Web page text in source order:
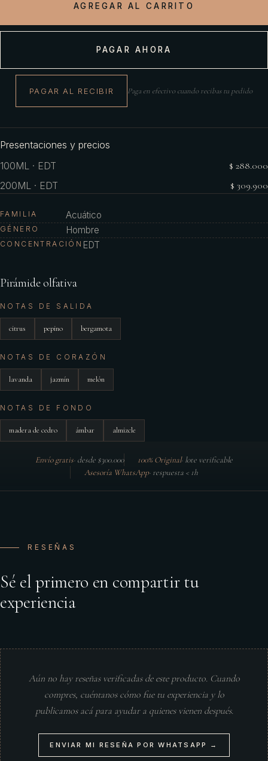
AGREGAR AL CARRITO
PAGAR AHORA
PAGAR AL RECIBIR Paga en efectivo cuando recibas tu pedido
Presentaciones y precios
100ML · EDT
$ 288.000
200ML · EDT
$ 309.900
FAMILIA Acuático
GÉNERO Hombre
CONCENTRACIÓN EDT
Pirámide olfativa
NOTAS DE SALIDA
citrus pepino bergamota
NOTAS DE CORAZÓN
lavanda jazmín melón
NOTAS DE FONDO
madera de cedro ámbar almizcle
Envío gratis· desde $300.000 100% Original· lote verificable
Asesoría WhatsApp· respuesta < 1h
RESEÑAS
Sé el primero en compartir tu
experiencia
Aún no hay reseñas verificadas de este producto. Cuando
compres, cuéntanos cómo fue tu experiencia y lo
publicamos acá para ayudar a quienes vienen después.
ENVIAR MI RESEÑA POR WHATSAPP →